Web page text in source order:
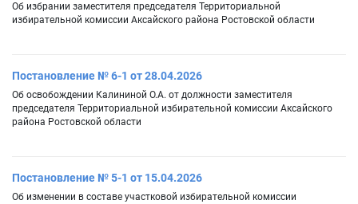
Об избрании заместителя председателя Территориальной
избирательной комиссии Аксайского района Ростовской области
Постановление № 6-1 от 28.04.2026
Об освобождении Калининой О.А. от должности заместителя
председателя Территориальной избирательной комиссии Аксайского
района Ростовской области
Постановление № 5-1 от 15.04.2026
Об изменении в составе участковой избирательной комиссии